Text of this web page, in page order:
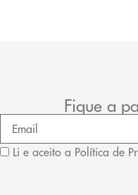
Fique a
Li e aceito a Política de